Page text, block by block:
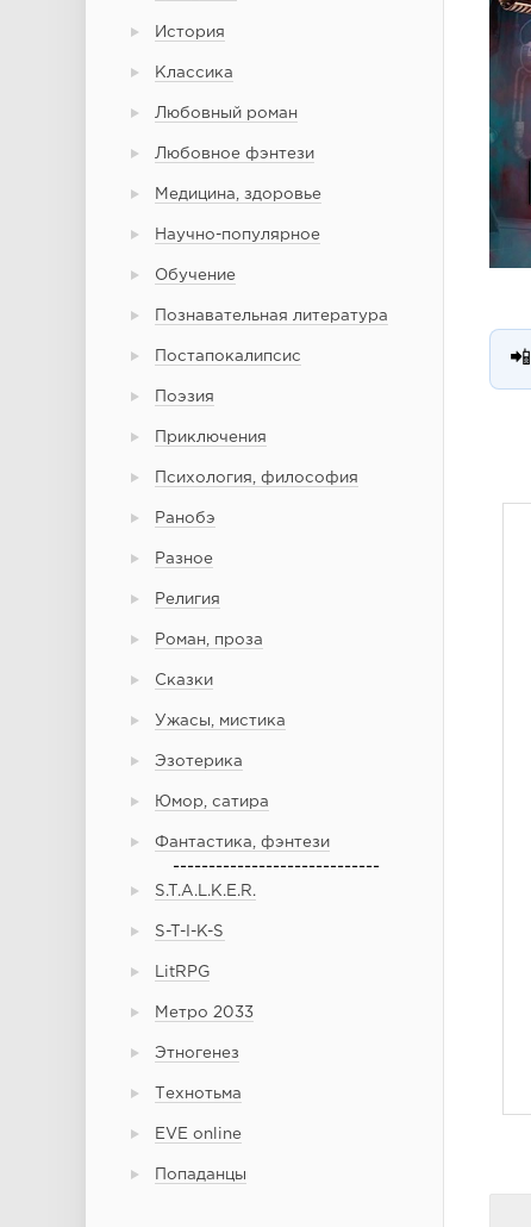
История
Классика
Любовный роман
Любовное фэнтези
Медицина, здоровье
Научно-популярное
Обучение
Познавательная литература
Постапокалипсис
Поэзия
Приключения
Психология, философия
Ранобэ
Разное
Религия
Роман, проза
Сказки
Ужасы, мистика
Эзотерика
Юмор, сатира
Фантастика, фэнтези
-----------------------------
S.T.A.L.K.E.R.
S-T-I-K-S
LitRPG
Метро 2033
Этногенез
Технотьма
EVE online
Попаданцы
📲